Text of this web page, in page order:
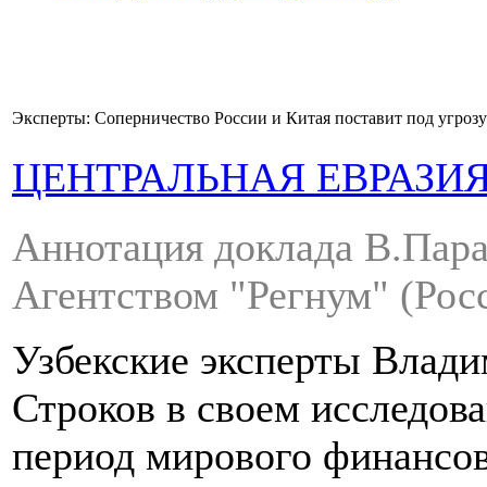
Эксперты: Соперничество России и Китая поставит под
ЦЕНТРАЛЬНАЯ
Аннотация доклада
Агентством "Регнум"
Узбекские эксперты
Строков в своем
период мирового